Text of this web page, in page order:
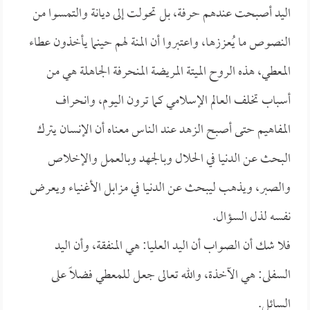
اليد أصبحت عندهم حرفة، بل تحولت إلى ديانة والتمسوا من
النصوص ما يُعززها، واعتبروا أن المنة لهم حينما يأخذون عطاء
المعطي، هذه الروح الميتة المريضة المنحرفة الجاهلة هي من
أسباب تخلف العالم الإسلامي كما ترون اليوم، وانحراف
المفاهيم حتى أصبح الزهد عند الناس معناه أن الإنسان يترك
البحث عن الدنيا في الحلال وبالجهد وبالعمل والإخلاص
والصبر، ويذهب ليبحث عن الدنيا في مزابل الأغنياء ويعرض
نفسه لذل السؤال.
فلا شك أن الصواب أن اليد العليا: هي المنفقة، وأن اليد
السفلى: هي الآخذة، والله تعالى جعل للمعطي فضلاً على